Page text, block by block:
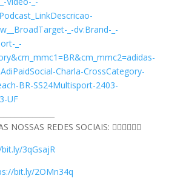
_-dv:Brand-_-
_-
Charla-CrossCategory-
BR-SS24Multisport-2403-
UF
REDES SOCIAIS: 👇🏼👇🏼👇🏼
3qGsajR​​​
bit.ly/2OMn34q​